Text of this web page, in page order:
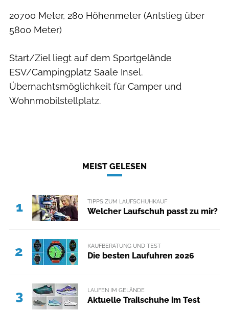
20700 Meter, 280 Höhenmeter (Antstieg über
5800 Meter)
Start/Ziel liegt auf dem Sportgelände
ESV/Campingplatz Saale Insel.
Übernachtsmöglichkeit für Camper und
Wohnmobilstellplatz.
MEIST GELESEN
1 TIPPS ZUM LAUFSCHUHKAUF
Welcher Laufschuh passt zu mir?
2 KAUFBERATUNG UND TEST
Die besten Laufuhren 2026
3 LAUFEN IM GELÄNDE
Aktuelle Trailschuhe im Test